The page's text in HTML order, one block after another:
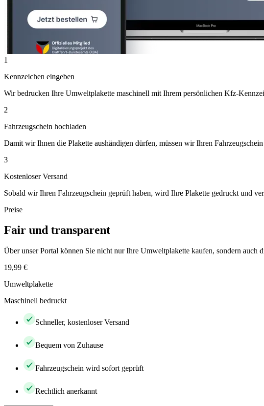
1
Kennzeichen eingeben
Wir bedrucken Ihre Umweltplakette maschinell mit Ihrem persönlichen Kfz-
2
Fahrzeugschein hochladen
Damit wir Ihnen die Plakette aushändigen dürfen, müssen wir Ihren
3
Kostenloser Versand
Sobald wir Ihren Fahrzeugschein geprüft haben, wird Ihre Plakette gedruckt und
Preise
Fair und transparent
Über unser Portal können Sie nicht nur Ihre Umweltplakette kaufen, sondern
19,99 €
Umweltplakette
Maschinell bedruckt
Schneller, kostenloser Versand
Bequem von Zuhause
Fahrzeugschein wird sofort geprüft
Rechtlich anerkannt